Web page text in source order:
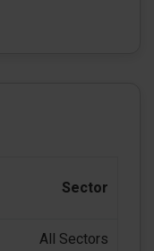
Sector
All Sectors